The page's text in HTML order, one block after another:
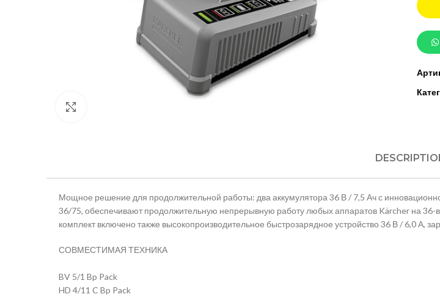
Мощное решение для продолжительной работы: два аккумулятора 36 В / 7,5 Ач с
36/75, обеспечивают продолжительную непрерывную работу любых аппаратов Kärcher на
комплект включено также высокопроизводительное быстрозарядное устройство 36 В / 6,0 А,
СОВМЕСТИМАЯ ТЕХНИКА
BV 5/1 Bp Pack
HD 4/11 C Bp Pack